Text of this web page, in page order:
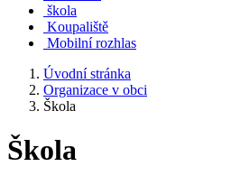
škola
Koupaliště
Mobilní rozhlas
Úvodní stránka
Organizace v obci
Škola
Škola